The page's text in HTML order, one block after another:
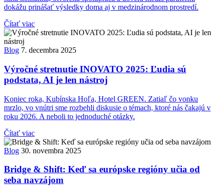
dokážu prinášať výsledky doma aj v medzinárodnom prostredí.
Čítať viac
Blog 7. decembra 2025
Výročné stretnutie INOVATO 2025: Ľudia sú
podstata, AI je len nástroj
Koniec roka, Kubínska Hoľa, Hotel GREEN. Zatiaľ čo vonku
mrzlo, vo vnútri sme rozbehli diskusie o témach, ktoré nás čakajú v
roku 2026. A neboli to jednoduché otázky.
Čítať viac
Blog 30. novembra 2025
Bridge & Shift: Keď sa európske regióny učia od
seba navzájom